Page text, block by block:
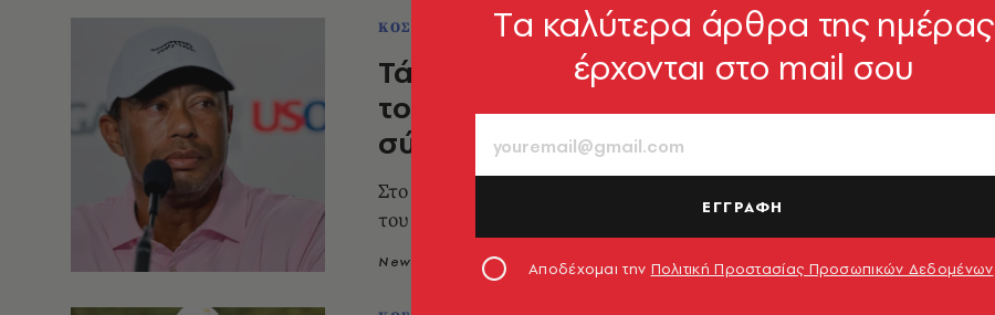
ΚΟΣΜΟΣ
Τάιγκερ Γουντς: Οι εισαγγελείς ζητούν
το ιατρικό του ιστορικό μετά τη
σύλληψή του
Στο μικροσκόπιο των αρχών οι συνταγογραφούμενες ουσίες
του διάσημου γκόλφερ
Newsroom 09.04.2026, 16:31
Tα καλύτερα άρθρα της ημέρας
έρχονται στο mail σου
ΕΓΓΡΑΦΗ
Αποδέχομαι την Πολιτική Προστασίας Προσωπικών Δεδομένων